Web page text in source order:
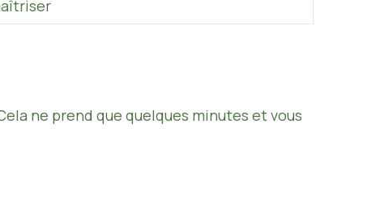
ne prend que quelques minutes et vous